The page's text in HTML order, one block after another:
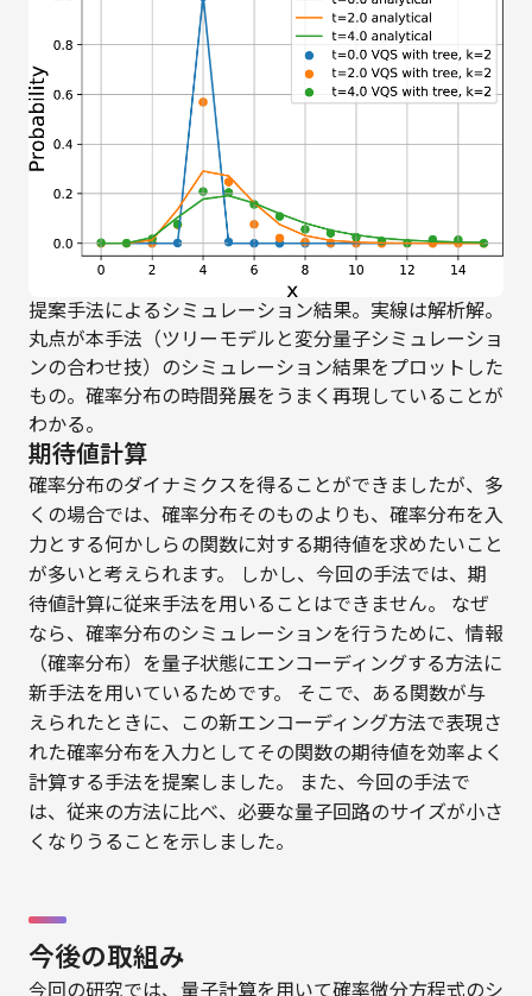
提案手法によるシミュレーション結果。実線は解析解。
丸点が本手法（ツリーモデルと変分量子シミュレーショ
ンの合わせ技）のシミュレーション結果をプロットした
もの。確率分布の時間発展をうまく再現していることが
わかる。
期待値計算
確率分布のダイナミクスを得ることができましたが、多
くの場合では、確率分布そのものよりも、確率分布を入
力とする何かしらの関数に対する期待値を求めたいこと
が多いと考えられます。 しかし、今回の手法では、期
待値計算に従来手法を用いることはできません。 なぜ
なら、確率分布のシミュレーションを行うために、情報
（確率分布）を量子状態にエンコーディングする方法に
新手法を用いているためです。 そこで、ある関数が与
えられたときに、この新エンコーディング方法で表現さ
れた確率分布を入力としてその関数の期待値を効率よく
計算する手法を提案しました。 また、今回の手法で
は、従来の方法に比べ、必要な量子回路のサイズが小さ
くなりうることを示しました。
今後の取組み
今回の研究では、量子計算を用いて確率微分方程式のシ